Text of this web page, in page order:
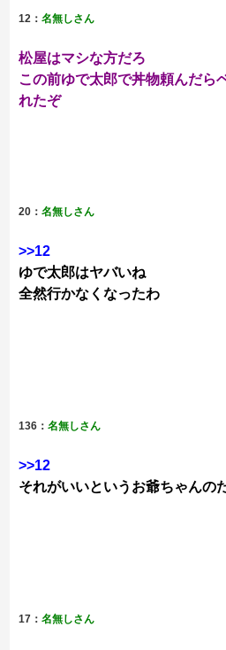
12：名無しさん
松屋はマシな方だろ
この前ゆで太郎で丼物頼んだら
れたぞ
20：名無しさん
>>12
ゆで太郎はヤバいね
全然行かなくなったわ
136：名無しさん
>>12
それがいいというお爺ちゃんの
17：名無しさん